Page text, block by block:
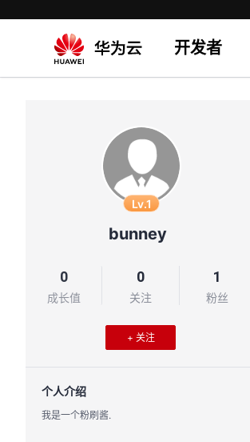
开发者
Lv.1
bunney
0
成长值
0
关注
1
粉丝
+ 关注
个人介绍
我是一个粉刷酱.